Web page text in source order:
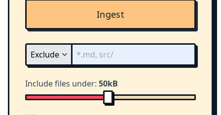
Ingest
Include files under: 50kB